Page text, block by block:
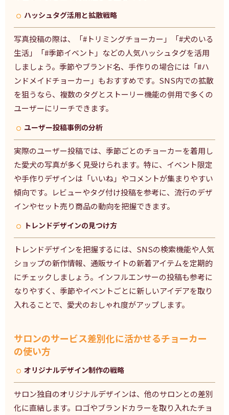
ハッシュタグ活用と拡散戦略
写真投稿の際は、「#トリミングチョーカー」「#犬のいる
生活」「#季節イベント」などの人気ハッシュタグを活用
しましょう。季節やブランド名、手作りの場合には「#ハ
ンドメイドチョーカー」もおすすめです。SNS内での拡散
を狙うなら、複数のタグとストーリー機能の併用で多くの
ユーザーにリーチできます。
ユーザー投稿事例の分析
実際のユーザー投稿では、季節ごとのチョーカーを着用し
た愛犬の写真が多く見受けられます。特に、イベント限定
や手作りデザインは「いいね」やコメントが集まりやすい
傾向です。レビューやタグ付け投稿を参考に、流行のデザ
インやセット売り商品の動向を把握できます。
トレンドデザインの見つけ方
トレンドデザインを把握するには、SNSの検索機能や人気
ショップの新作情報、通販サイトの新着アイテムを定期的
にチェックしましょう。インフルエンサーの投稿も参考に
なりやすく、季節やイベントごとに新しいアイデアを取り
入れることで、愛犬のおしゃれ度がアップします。
サロンのサービス差別化に活かせるチョーカー
の使い方
オリジナルデザイン制作の戦略
サロン独自のオリジナルデザインは、他のサロンとの差別
化に直結します。ロゴやブランドカラーを取り入れたチョ